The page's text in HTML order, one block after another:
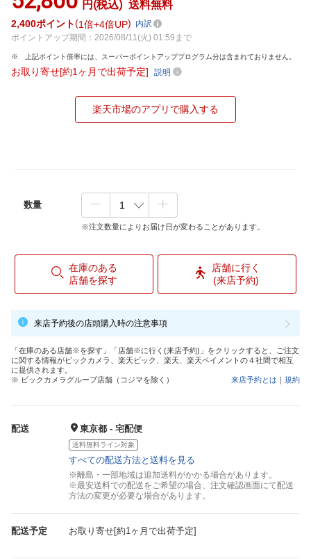
円(税込) 送料無料
2,400ポイント 1倍 4倍UP
内訳
ポイントアップ期間：2026/08/11(火) 01:59まで
上記ポイント倍率には、スーパーポイントアッププログラム分は含まれておりません。
お取り寄せ[約1ヶ月で出荷予定] 説明
楽天市場のアプリで購入する
数量
※注文数量によりお届け日が変わることがあります。
在庫のある
店舗を探す
店舗に行く
(来店予約)
来店予約後の店頭購入時の注意事項
「在庫のある店舗※を探す」「店舗※に行く(来店予約)」をクリックすると、ご注文
に関する情報がビックカメラ、楽天ビック、楽天、楽天ペイメントの４社間で相互
に提供されます。
※ ビックカメラグループ店舗（コジマを除く）
来店予約とは ｜ 規約
配送 東京都 - 宅配便
送料無料ライン対象
すべての配送方法と送料を見る
※離島・一部地域は追加送料がかかる場合があります。
※最安送料での配送をご希望の場合、注文確認画面にて配送
方法の変更が必要な場合があります。
配送予定 お取り寄せ[約1ヶ月で出荷予定]